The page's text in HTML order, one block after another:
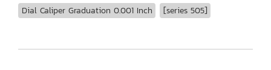
Dial Caliper Graduation 0.001 Inch [series 505]